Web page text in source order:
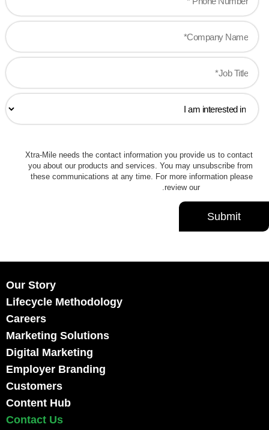
Xtra-Mile needs the contact information you provide us to contact
you about our products and services. You may unsubscribe from
these communications at any time. For more information please
review our
Our Story
Lifecycle Methodology
Careers
Marketing Solutions
Digital Marketing
Employer Branding
Customers
Content Hub
Contact Us